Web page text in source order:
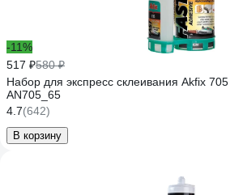
-11%
517 ₽580 ₽
Набор для экспресс склеивания Akfix
AN705_65
4.7(642)
В корзину